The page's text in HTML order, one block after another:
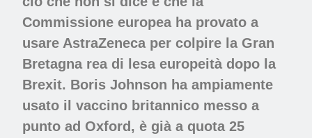
Commissione europea ha provato a
usare AstraZeneca per colpire la Gran
Bretagna rea di lesa europeità dopo la
Brexit. Boris Johnson ha ampiamente
usato il vaccino britannico messo a
punto ad Oxford, è già a quota 25